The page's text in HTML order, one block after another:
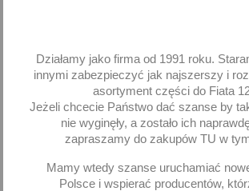
DELPHI
23,46 zł brutto
Dodaj
DELPHI
46,92
Działamy jako firma od 1991 roku.
innymi zabezpieczyć jak najszerszy i
asortyment części do Fiata
Jeżeli chcecie Państwo dać szanse by
nie wyginęły, a zostało ich
zapraszamy do zakupów TU w
Mamy wtedy szanse uruchamiać
Polsce i wspierać producentów,